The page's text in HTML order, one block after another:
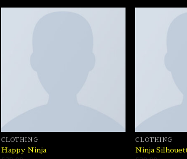
CLOTHING
Happy Ninja
CLOTHING
Ninja